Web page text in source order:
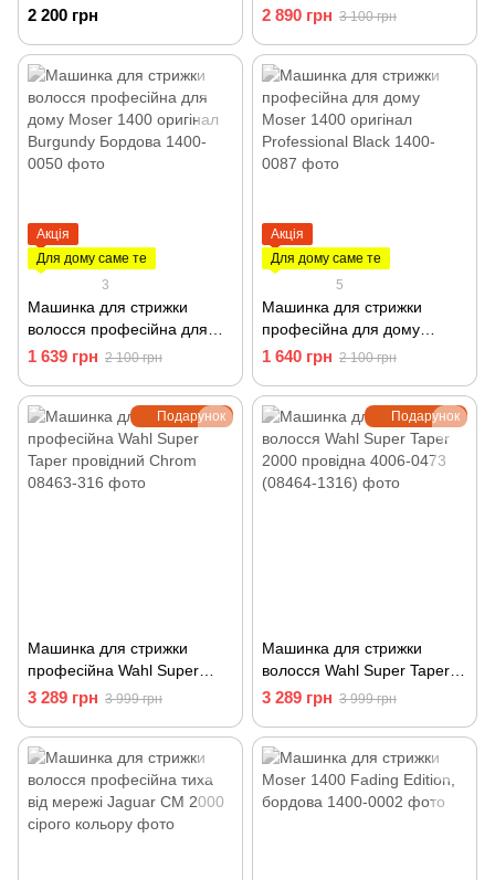
Burgundy 2021 1400-0278
2 200 грн
дому Moser Primat 1230-
2 890 грн 3 100 грн
Акція
Для дому саме те
3
Машинка для стрижки
волосся професійна для
дому Moser 1400 оригінал
0050
1 639 грн 2 100 грн
Акція
Для дому саме те
5
Машинка для стрижки
професійна для дому
Moser 1400 оригінал
0087
1 640 грн 2 100 грн
Подарунок
Машинка для стрижки
професійна Wahl Super
Taper провідний Chrom
3 289 грн 3 999 грн
Подарунок
Машинка для стрижки
волосся Wahl Super Taper
2000 провідна 4006-0473
3 289 грн 3 999 грн